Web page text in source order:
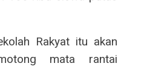
Rakyat itu akan
mata rantai